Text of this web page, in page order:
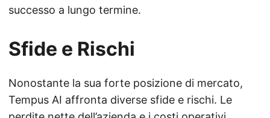
successo a lungo termine.
Sfide e Rischi
Nonostante la sua forte posizione di mercato,
Tempus AI affronta diverse sfide e rischi. Le